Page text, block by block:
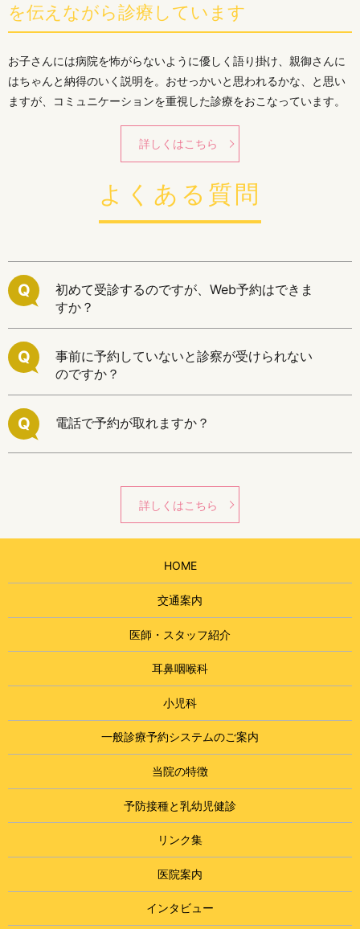
を伝えながら診療しています
お子さんには病院を怖がらないように優しく語り掛け、親御さんに
はちゃんと納得のいく説明を。おせっかいと思われるかな、と思い
ますが、コミュニケーションを重視した診療をおこなっています。
詳しくはこちら
よくある質問
Q
初めて受診するのですが、Web予約はできま
すか？
Q
事前に予約していないと診察が受けられない
のですか？
Q 電話で予約が取れますか？
詳しくはこちら
HOME
交通案内
医師・スタッフ紹介
耳鼻咽喉科
小児科
一般診療予約システムのご案内
当院の特徴
予防接種と乳幼児健診
リンク集
医院案内
インタビュー